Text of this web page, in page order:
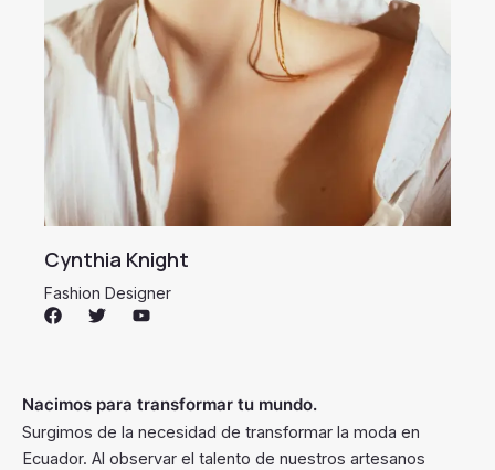
Cynthia Knight
Fashion Designer
F
a
o
k
T
e
r
Y
b
Nacimos para transformar tu mundo.
Surgimos de la necesidad de transformar la moda en
Ecuador. Al observar el talento de nuestros artesanos